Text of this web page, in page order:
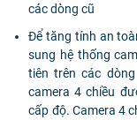
các dòng cũ
Để tăng tính an
sung hệ thống
tiên trên các
camera 4 chiều
cấp độ. Camera 4